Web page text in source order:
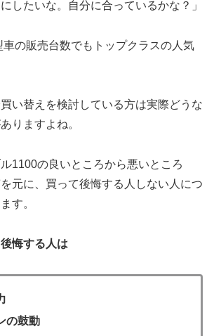
したいな。自分に合っているかな？」
車の販売台数でもトップクラスの人気
い替えを検討している方は実際どうな
りますよね。
1100の良いところから悪いところ
元に、買って後悔する人しない人につ
す。
悔する人は
の鼓動